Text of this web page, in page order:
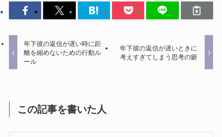
年下彼の返信が遅い時に距
離を縮めないための行動ル
ール
年下彼の返信が遅いときに
考えすぎてしまう思考の癖
この記事を書いた人